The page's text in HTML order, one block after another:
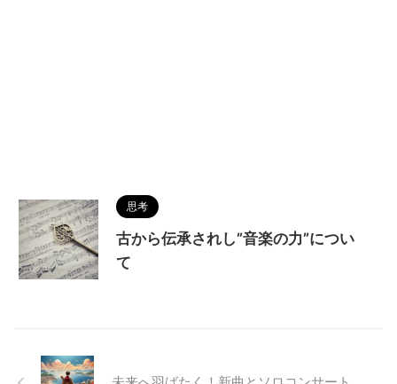
思考
古から伝承されし”音楽の力”につい
て